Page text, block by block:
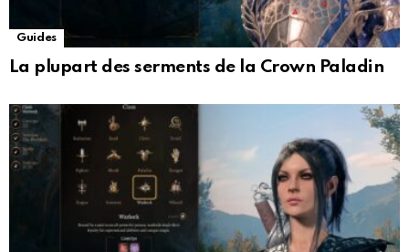
Guides
La plupart des serments de la Crown Paladin